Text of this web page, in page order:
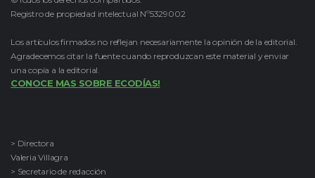
Registro de propiedad intelectual Nº5329002
Los artículos firmados no reflejan necesariamente la opinión de la editorial.
Agradecemos citar la fuente cuando reproduzcan este material y enviar
una copia a la editorial.
CONOCE MAS SOBRE ECODÍAS!
> Directora
Valeria Villagra
> Secretario de redacción